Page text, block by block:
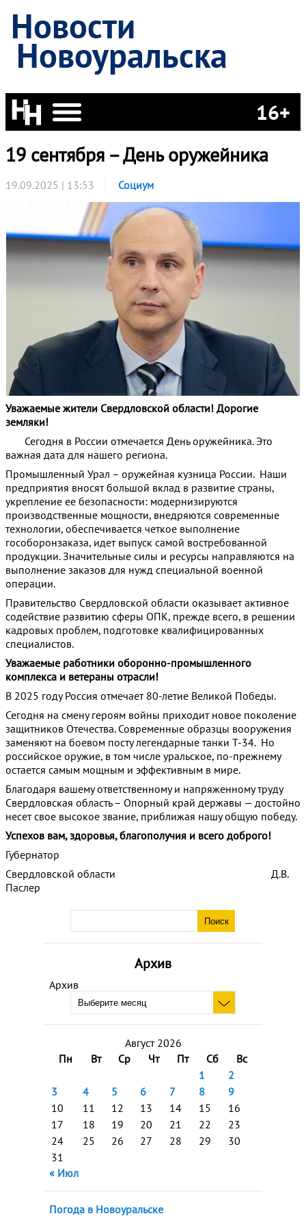
Новости
Новоуральска
16+
Архив
Архив
Август 2026
Пн
Вт Ср Чт Пт Сб
Вс
1
2
3
4 5 6 7 8
9
10
11 12 13 14 15
16
17
18 19 20 21 22
23
24
25 26 27 28 29
30
31
« Июл
Погода в Новоуральске
19 сентября – День оружейника
19.09.2025 | 13:53 Социум
Уважаемые жители Свердловской области! Дорогие
земляки!
Сегодня в России отмечается День оружейника. Это
важная дата для нашего региона.
Промышленный Урал – оружейная кузница России. Наши
предприятия вносят большой вклад в развитие страны,
укрепление ее безопасности: модернизируются
производственные мощности, внедряются современные
технологии, обеспечивается четкое выполнение
гособоронзаказа, идет выпуск самой востребованной
продукции. Значительные силы и ресурсы направляются на
выполнение заказов для нужд специальной военной
операции.
Правительство Свердловской области оказывает активное
содействие развитию сферы ОПК, прежде всего, в решении
кадровых проблем, подготовке квалифицированных
специалистов.
Уважаемые работники оборонно-промышленного
комплекса и ветераны отрасли!
В 2025 году Россия отмечает 80-летие Великой Победы.
Сегодня на смену героям войны приходит новое поколение
защитников Отечества. Современные образцы вооружения
заменяют на боевом посту легендарные танки Т-34. Но
российское оружие, в том числе уральское, по-прежнему
остается самым мощным и эффективным в мире.
Благодаря вашему ответственному и напряженному труду
Свердловская область – Опорный край державы — достойно
несет свое высокое звание, приближая нашу общую победу.
Успехов вам, здоровья, благополучия и всего доброго!
Губернатор
Свердловской области Д.В.
Паслер